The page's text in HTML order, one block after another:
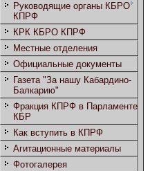
Руководящие органы КБРО
КПРФ
КРК КБРО КПРФ
Местные отделения
Официальные документы
Газета "За нашу Кабардино-
Балкарию"
Фракция КПРФ в Парламенте
КБР
Как вступить в КПРФ
Агитационные материалы
Фотогалерея